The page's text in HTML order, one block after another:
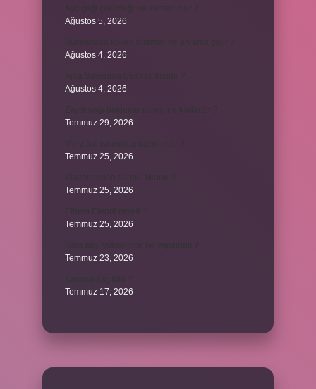
Ağustos 5, 2026
Ağustos 4, 2026
Ağustos 4, 2026
Temmuz 29, 2026
Temmuz 25, 2026
Temmuz 25, 2026
Temmuz 25, 2026
Temmuz 23, 2026
Temmuz 17, 2026